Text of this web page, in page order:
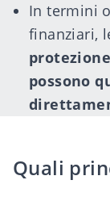
In termini
finanziari,
possono
Quali